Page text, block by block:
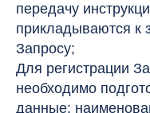
передачу
прикладываются к
Запросу;
Для регистрации
необходимо
данные: